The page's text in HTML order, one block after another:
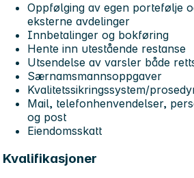
Oppfølging av egen portefølje
eksterne avdelinger
Innbetalinger og bokføring
Hente inn utestående restanse
Utsendelse av varsler både
Særnamsmannsoppgaver
Kvalitetssikringssystem/
Mail, telefonhenvendelser,
og post
Eiendomsskatt
Kvalifikasjoner